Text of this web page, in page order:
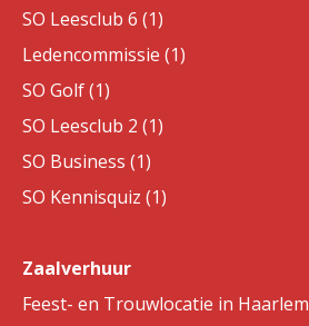
SO Leesclub 6 (1)
Ledencommissie (1)
SO Golf (1)
SO Leesclub 2 (1)
SO Business (1)
SO Kennisquiz (1)
Zaalverhuur
Feest- en Trouwlocatie in Haarlem